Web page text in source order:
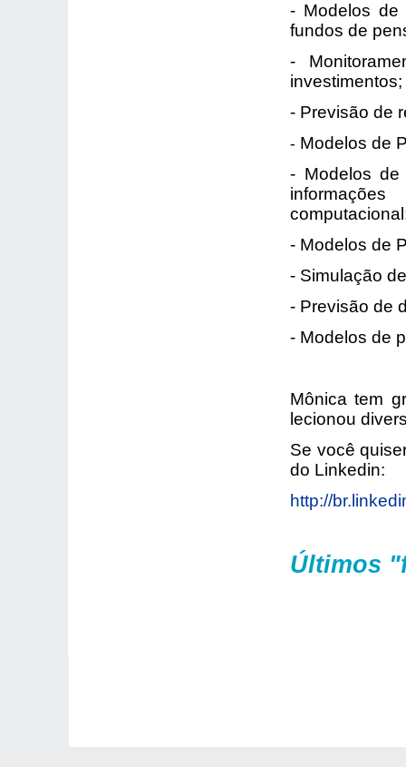
- Modelos de
fundos de
-
investimentos;
- Previsão de
- Modelos de
- Modelos de
- Modelos de
- Simulação
- Previsão de
- Modelos de
Mônica tem
lecionou
Se você
do Linkedin:
http://
Últimos